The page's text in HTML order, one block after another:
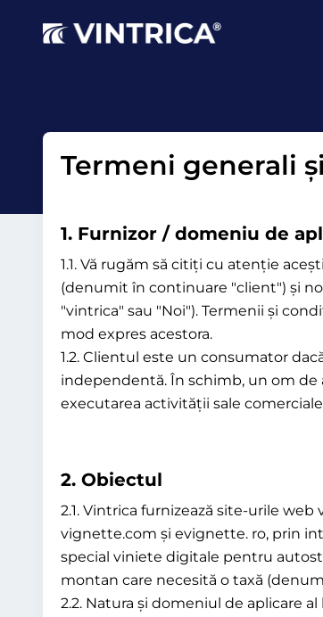
Termeni generali
1. Furnizor / domeniu de
1.1. Vă rugăm să citiți cu atenție
(denumit în continuare "client") și
"vintrica" sau "Noi"). Termenii și
mod expres acestora.
1.2. Clientul este un consumator
independentă. În schimb, un om de
executarea activității sale
2. Obiectul
2.1. Vintrica furnizează site-urile
vignette.com și evignette. ro, prin
special viniete digitale pentru
montan care necesită o taxă
2.2. Natura și domeniul de aplicare